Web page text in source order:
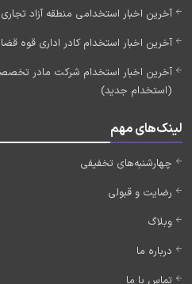
آخرین اخبار استخدامی منطقه آزاد تجاری
آخرین اخبار استخدام کادر اداری قوه قضاییه 1405 (به
(استخدام جدید)
لینک‌های مهم
چهارشنبه‌های تخفیفی
رضایت و قبولی
وبلاگ
درباره ما